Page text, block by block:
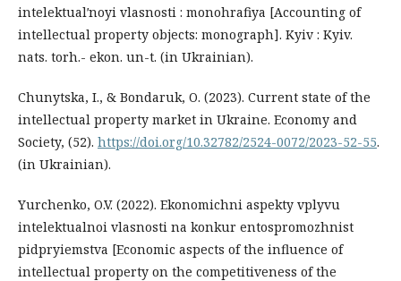
intelektualʹnoyi vlasnosti : monohrafiya [Accounting of
intellectual property objects: monograph]. Kyiv : Kyiv.
nats. torh.- ekon. un-t. (in Ukrainian).
Chunytska, I., & Bondaruk, O. (2023). Current state of the
intellectual property market in Ukraine. Economy and
Society, (52). https://doi.org/10.32782/2524-0072/2023-52-55.
(in Ukrainian).
Yurchenko, O.V. (2022). Ekonomichni aspekty vplyvu
intelektualnoi vlasnosti na konkur entospromozhnist
pidpryiemstva [Economic aspects of the influence of
intellectual property on the competitiveness of the